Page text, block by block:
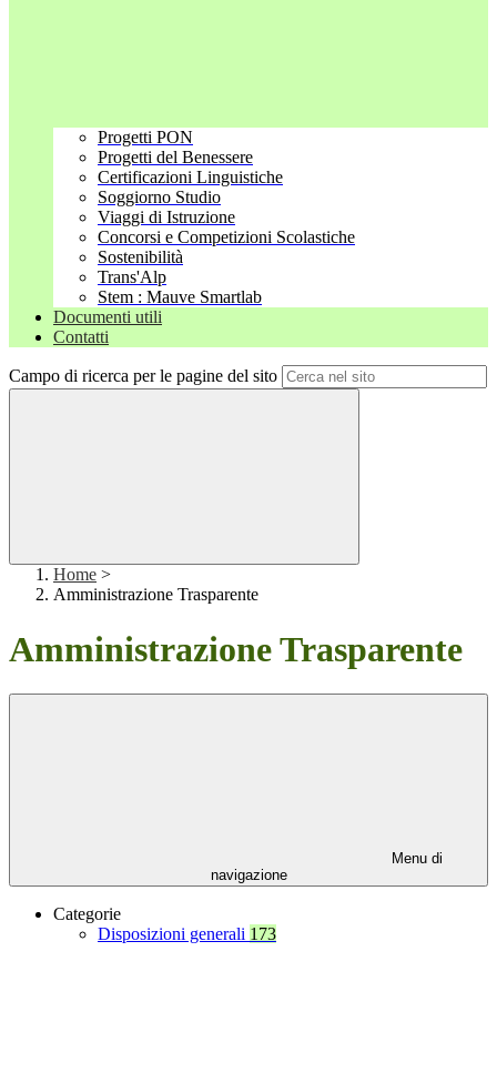
Progetti PON
Progetti del Benessere
Certificazioni Linguistiche
Soggiorno Studio
Viaggi di Istruzione
Concorsi e Competizioni Scolastiche
Sostenibilità
Trans'Alp
Stem : Mauve Smartlab
Documenti utili
Contatti
Campo di ricerca per le pagine del sito
Home >
Amministrazione Trasparente
Amministrazione Trasparente
Menu di
navigazione
Categorie
Disposizioni generali 173